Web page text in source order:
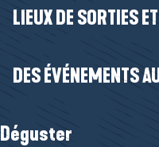
LIEUX DE SORTIES
DES ÉVÉNEMENTS
Déguster